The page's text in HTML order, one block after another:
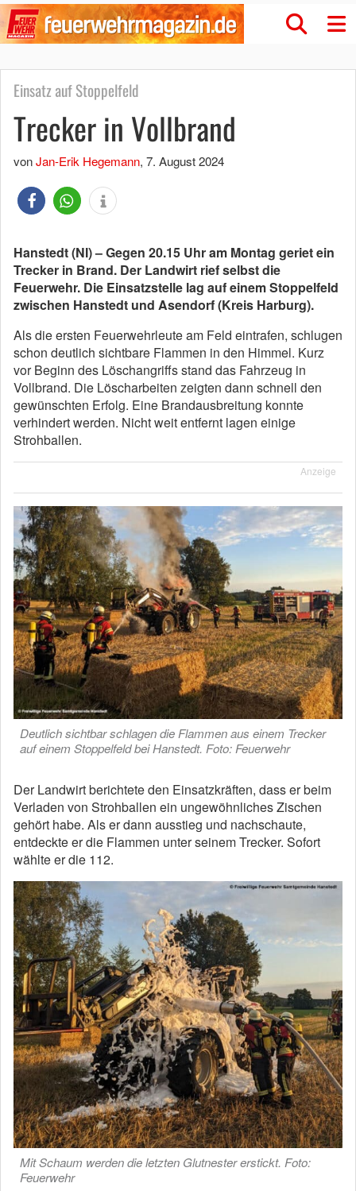
Einsatz auf Stoppelfeld
Trecker in Vollbrand
vonJan-Erik Hegemann, 7. August 2024
Hanstedt (NI) – Gegen 20.15 Uhr am Montag geriet ein
Trecker in Brand. Der Landwirt rief selbst die
Feuerwehr. Die Einsatzstelle lag auf einem Stoppelfeld
zwischen Hanstedt und Asendorf (Kreis Harburg).
Als die ersten Feuerwehrleute am Feld eintrafen, schlugen
schon deutlich sichtbare Flammen in den Himmel. Kurz
vor Beginn des Löschangriffs stand das Fahrzeug in
Vollbrand. Die Löscharbeiten zeigten dann schnell den
gewünschten Erfolg. Eine Brandausbreitung konnte
verhindert werden. Nicht weit entfernt lagen einige
Strohballen.
Anzeige
Deutlich sichtbar schlagen die Flammen aus einem Trecker
auf einem Stoppelfeld bei Hanstedt. Foto: Feuerwehr
Der Landwirt berichtete den Einsatzkräften, dass er beim
Verladen von Strohballen ein ungewöhnliches Zischen
gehört habe. Als er dann ausstieg und nachschaute,
entdeckte er die Flammen unter seinem Trecker. Sofort
wählte er die 112.
Mit Schaum werden die letzten Glutnester erstickt. Foto:
Feuerwehr